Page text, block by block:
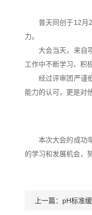
普天同创于12月
力。
大会当天，来自
工作中不断学习、积
经过评审团严谨
能力的认可，更是对
本次大会的成功
的学习和发展机会，
上一篇： pH标准